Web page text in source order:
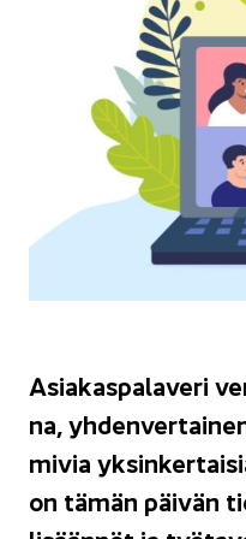
Asia­kas­pa­la­ve­ri
na,
mi­via
on tämän päi­vän